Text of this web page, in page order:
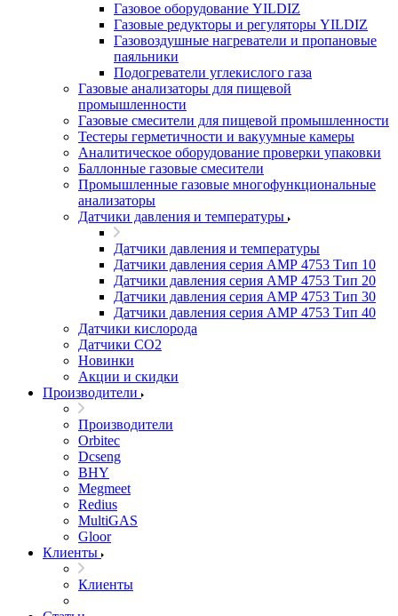
Газовое оборудование YILDIZ
Газовые редукторы и регуляторы YILDIZ
Газовоздушные нагреватели и пропановые
паяльники
Подогреватели углекислого газа
Газовые анализаторы для пищевой
промышленности
Газовые смесители для пищевой промышленности
Тестеры герметичности и вакуумные камеры
Аналитическое оборудование проверки упаковки
Баллонные газовые смесители
Промышленные газовые многофункциональные
анализаторы
Датчики давления и температуры
Датчики давления и температуры
Датчики давления серия АМР 4753 Тип 10
Датчики давления серия АМР 4753 Тип 20
Датчики давления серия АМР 4753 Тип 30
Датчики давления серия АМР 4753 Тип 40
Датчики кислорода
Датчики CO2
Новинки
Акции и скидки
Производители
Производители
Orbitec
Dcseng
BHY
Megmeet
Redius
MultiGAS
Gloor
Клиенты
Клиенты